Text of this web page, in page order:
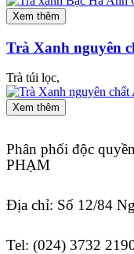
Xem thêm
Trà Xanh nguyên
Trà túi lọc,
Xem thêm
Phân phối độc
PHẠM
Địa chỉ: Số 12/84
Tel: (024) 3732